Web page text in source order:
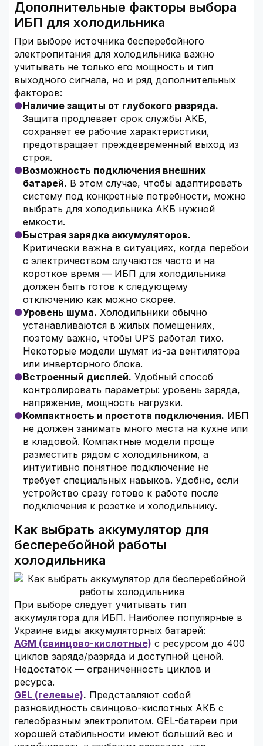
Дополнительные факторы выбора
ИБП для холодильника
При выборе источника бесперебойного
электропитания для холодильника важно
учитывать не только его мощность и тип
выходного сигнала, но и ряд дополнительных
факторов:
Наличие защиты от глубокого разряда.
Защита продлевает срок службы АКБ,
сохраняет ее рабочие характеристики,
предотвращает преждевременный выход из
строя.
Возможность подключения внешних
батарей. В этом случае, чтобы адаптировать
систему под конкретные потребности, можно
выбрать для холодильника АКБ нужной
емкости.
Быстрая зарядка аккумуляторов.
Критически важна в ситуациях, когда перебои
с электричеством случаются часто и на
короткое время — ИБП для холодильника
должен быть готов к следующему
отключению как можно скорее.
Уровень шума. Холодильники обычно
устанавливаются в жилых помещениях,
поэтому важно, чтобы UPS работал тихо.
Некоторые модели шумят из-за вентилятора
или инверторного блока.
Встроенный дисплей. Удобный способ
контролировать параметры: уровень заряда,
напряжение, мощность нагрузки.
Компактность и простота подключения. ИБП
не должен занимать много места на кухне или
в кладовой. Компактные модели проще
разместить рядом с холодильником, а
интуитивно понятное подключение не
требует специальных навыков. Удобно, если
устройство сразу готово к работе после
подключения к розетке и холодильнику.
Как выбрать аккумулятор для
бесперебойной работы
холодильника
При выборе следует учитывать тип
аккумулятора для ИБП. Наиболее популярные в
Украине виды аккумуляторных батарей:
AGM (свинцово-кислотные) с ресурсом до 400
циклов заряда/разряда и доступной ценой.
Недостаток — ограниченность циклов и
ресурса.
GEL (гелевые). Представляют собой
разновидность свинцово-кислотных АКБ с
гелеобразным электролитом. GEL-батареи при
хорошей стабильности имеют больший вес и